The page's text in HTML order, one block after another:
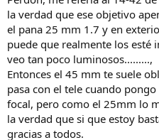
la verdad que ese objetivo
el pana 25 mm 1.7 y en
puede que realmente los
veo tan poco luminosos.........,
Entonces el 45 mm te suele
pasa con el tele cuando
focal, pero como el 25mm lo
la verdad que si que estoy
gracias a todos.